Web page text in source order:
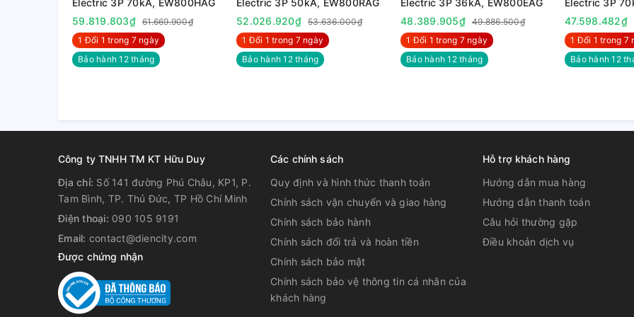
+ Đổi mới công nghệ: Giảm khả năng phóng hồ quang điện khi thực hiện đóng ngắt mach đến
30%, an toàn hơn khi sử dụng.
- Thân thiện với môi trường.
+ Với kỹ thuật xanh tiên tiến cùng với sự hỗ trợ tiết kiệm năng lượng ít tác động vào môi trường
Electric 3P 70kA, EW800HAG
59.819.803₫
61.669.900₫
1 Đổi 1 trong 7 ngày
Bảo hành 12 tháng
Electric 3P 50kA, EW800RAG
52.026.920₫
53.636.000₫
1 Đổi 1 trong 7 ngày
Bảo hành 12 tháng
Electric 3P 36kA, EW800EAG
48.389.905₫
49.886.500₫
1 Đổi 1 trong 7 ngày
Bảo hành 12 tháng
Electric 3P
47.598.482₫
1 Đổi 1 trong 7
Bảo hành 12
Công ty TNHH TM KT Hữu Duy
Địa chỉ: Số 141 đường Phú Châu, KP1, P.
Tam Bình, TP. Thủ Đức, TP Hồ Chí Minh
Điện thoại: 090 105 9191
Email: contact@diencity.com
Được chứng nhận
Các chính sách
Quy định và hình thức thanh toán
Chính sách vận chuyển và giao hàng
Chính sách bảo hành
Chính sách đổi trả và hoàn tiền
Chính sách bảo mật
Chính sách bảo vệ thông tin cá nhân của
khách hàng
Hỗ trợ khách hàng
Hướng dẫn mua hàng
Hướng dẫn thanh toán
Câu hỏi thường gặp
Điều khoản dịch vụ